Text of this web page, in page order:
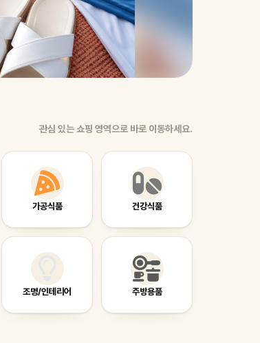
관심 있는 쇼핑 영역으로 바로 이동하세요.
가공식품 건강식품
조명/인테리어 주방용품